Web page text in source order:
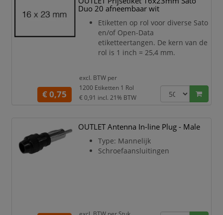
of in laden. De gedrukte lijnen op de
kaft zijn beschrijfbaar en
vereenvoudigen de identificatie van het
Duo 20 afneembaar wit
Etiketten op rol voor diverse Sato
en/of Open-Data
etiketteertangen. De kern van de
rol is 1 inch = 25,4 mm.
€ 0,75
excl. BTW per
1200 Etiketten 1 Rol
€ 0,91 incl. 21% BTW
OUTLET Antenna In-line Plug - Male
Type: Mannelijk
Schroefaansluitingen